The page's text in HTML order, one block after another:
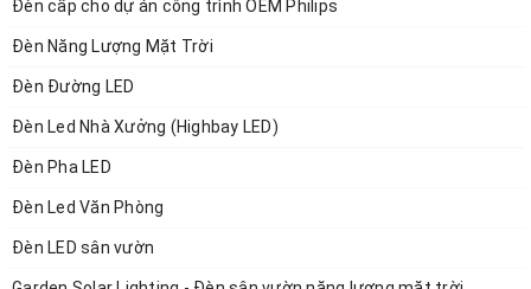
✅MẪU TRỤ ĐÈN NẤM SÂN VƯỜN, TRỤ NẤM SÂN
VƯỜN, CỘT ĐÈN THẤP, TRỤ ĐÈN CẢNH QUAN
- Mã SP: ZG-CPD2104 | Solar/AC Garden Light / Outdoor Garden
Đèn cấp cho dự án công trình OEM Philips
Đèn Năng Lượng Mặt Trời
Đèn Đường LED
Đèn Led Nhà Xưởng (Highbay LED)
Đèn Pha LED
Đèn Led Văn Phòng
Đèn LED sân vườn